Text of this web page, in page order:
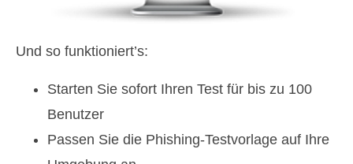
Und so funktioniert’s:
Starten Sie sofort Ihren Test für bis zu 100
Benutzer
Passen Sie die Phishing-Testvorlage auf Ihre